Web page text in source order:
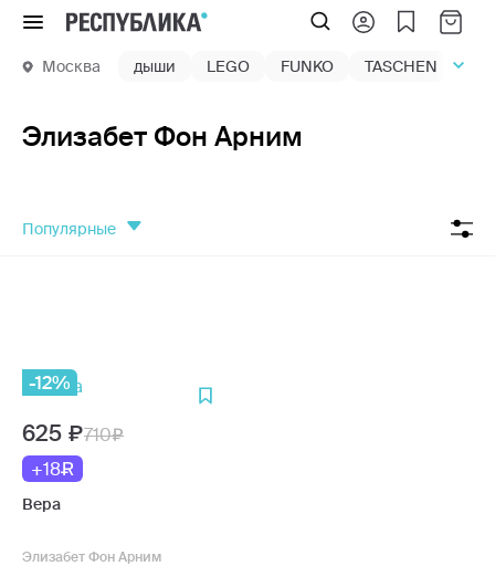
Меню
Москва дыши LEGO FUNKO TASCHEN
Элизабет Фон Арним
популярные
-12%
625
710
+18
Вера
Элизабет Фон Арним